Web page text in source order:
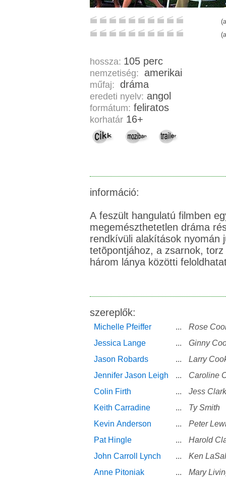
hossza: 105 perc
nemzetiség: amerikai
műfaj: dráma
eredeti nyelv: angol
formátum: feliratos
korhatár 16+
információ:
A feszült hangulatú filmben
megemészthetetlen dráma
rendkívüli alakítások nyomán
tetõpontjához, a zsarnok,
három lánya közötti
szereplők:
Michelle Pfeiffer ...
Rose
Jessica Lange
...
Ginny
Jason Robards
...
Larry
Jennifer Jason Leigh
...
Caroline
Colin Firth
...
Jess Clark
Keith Carradine
...
Ty Smith
Kevin Anderson
...
Peter
Pat Hingle
...
Harold
John Carroll Lynch
...
Ken
Anne Pitoniak
...
Mary